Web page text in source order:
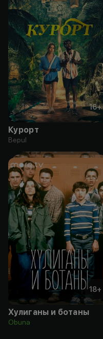
16+
Курорт
Bepul
18+
Хулиганы и ботаны
Obuna